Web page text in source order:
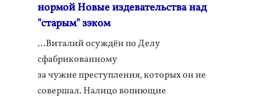
нормой Новые издевательства над
"старым" зэком
...Виталий осуждён по Делу
сфабрикованному
за чужие преступления, которых он не
совершал. Налицо вопиющие